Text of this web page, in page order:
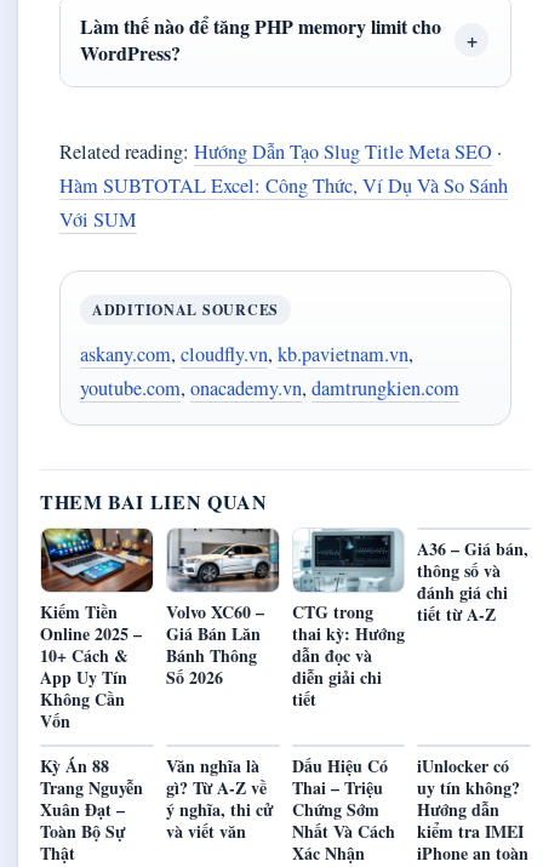
Làm thế nào để tăng PHP memory limit cho
WordPress?
Related reading: Hướng Dẫn Tạo Slug Title Meta SEO ·
Hàm SUBTOTAL Excel: Công Thức, Ví Dụ Và So Sánh
Với SUM
ADDITIONAL SOURCES
askany.com, cloudfly.vn, kb.pavietnam.vn,
youtube.com, onacademy.vn, damtrungkien.com
THEM BAI LIEN QUAN
Kiếm Tiền
Online 2025 –
10+ Cách &
App Uy Tín
Không Cần
Vốn
Volvo XC60 –
Giá Bán Lăn
Bánh Thông
Số 2026
CTG trong
thai kỳ: Hướng
dẫn đọc và
diễn giải chi
tiết
A36 – Giá bán,
thông số và
đánh giá chi
tiết từ A-Z
Kỳ Án 88
Trang Nguyễn
Xuân Đạt –
Toàn Bộ Sự
Thật
Văn nghĩa là
gì? Từ A-Z về
ý nghĩa, thi cử
và viết văn
Dấu Hiệu Có
Thai – Triệu
Chứng Sớm
Nhất Và Cách
Xác Nhận
iUnlocker có
uy tín không?
Hướng dẫn
kiểm tra IMEI
iPhone an toàn